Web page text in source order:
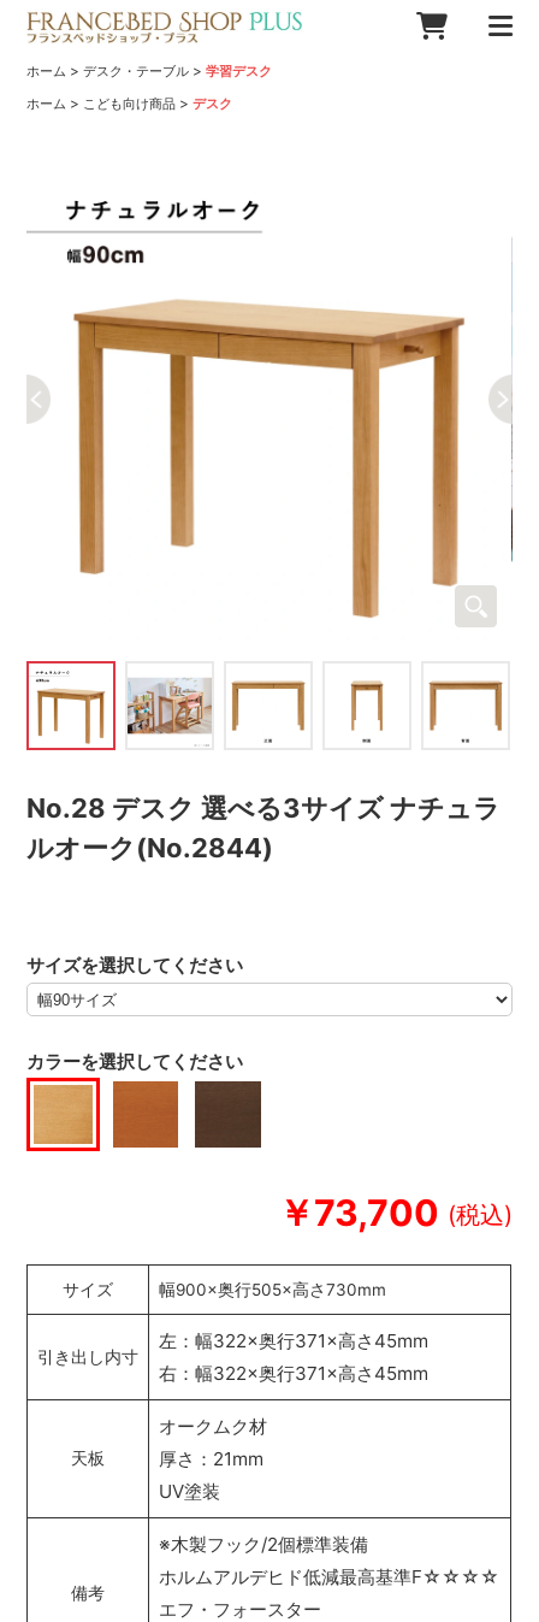
ホーム >デスク・テーブル >学習デスク
ホーム > こども向け商品 >デスク
No.28 デスク 選べる3サイズ ナチュラ
ルオーク(No.2844)
￥73,700
カラーを選択してください
サイズを選択してください
サイズ 幅900×奥行505×高さ730mm
引き出し内寸
左：幅322×奥行371×高さ45mm
右：幅322×奥行371×高さ45mm
天板
オークムク材
厚さ：21mm
UV塗装
備考
※木製フック/2個標準装備
ホルムアルデヒド低減最高基準F☆☆☆☆
エフ・フォースター